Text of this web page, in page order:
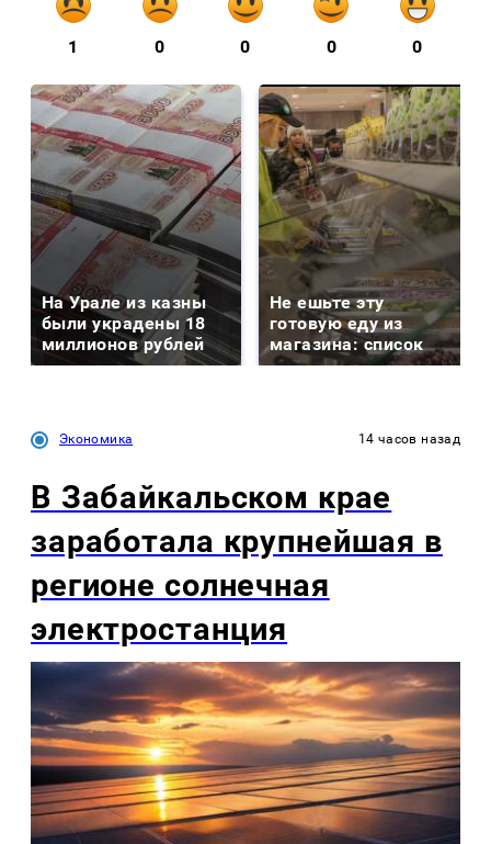
1 0 0 0 0
На Урале из казны
были украдены 18
миллионов рублей
Не ешьте эту
готовую еду из
магазина: список
Экономика 14 часов назад
В Забайкальском крае
заработала крупнейшая в
регионе солнечная
электростанция